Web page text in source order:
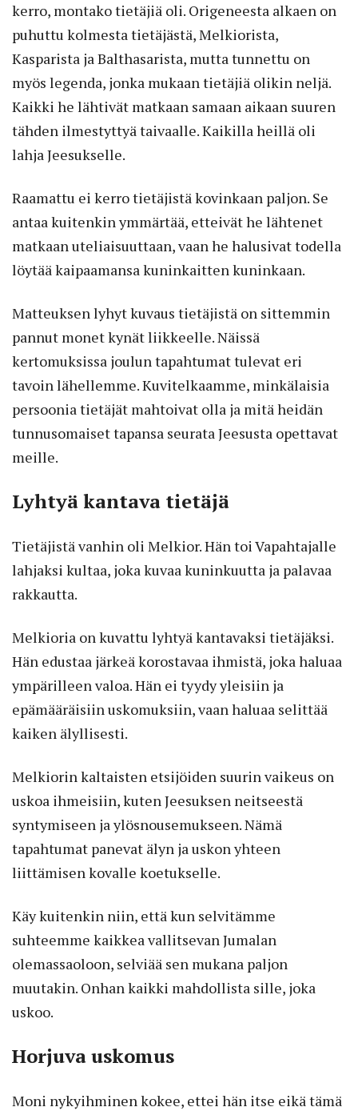
kerro, montako tietäjiä oli. Origeneesta alkaen on
puhuttu kolmesta tietäjästä, Melkiorista,
Kasparista ja Balthasarista, mutta tunnettu on
myös legenda, jonka mukaan tietäjiä olikin neljä.
Kaikki he lähtivät matkaan samaan aikaan suuren
tähden ilmestyttyä taivaalle. Kaikilla heillä oli
lahja Jeesukselle.
Raamattu ei kerro tietäjistä kovinkaan paljon. Se
antaa kuitenkin ymmärtää, etteivät he lähtenet
matkaan uteliaisuuttaan, vaan he halusivat todella
löytää kaipaamansa kuninkaitten kuninkaan.
Matteuksen lyhyt kuvaus tietäjistä on sittemmin
pannut monet kynät liikkeelle. Näissä
kertomuksissa joulun tapahtumat tulevat eri
tavoin lähellemme. Kuvitelkaamme, minkälaisia
persoonia tietäjät mahtoivat olla ja mitä heidän
tunnusomaiset tapansa seurata Jeesusta opettavat
meille.
Lyhtyä kantava tietäjä
Tietäjistä vanhin oli Melkior. Hän toi Vapahtajalle
lahjaksi kultaa, joka kuvaa kuninkuutta ja palavaa
rakkautta.
Melkioria on kuvattu lyhtyä kantavaksi tietäjäksi.
Hän edustaa järkeä korostavaa ihmistä, joka haluaa
ympärilleen valoa. Hän ei tyydy yleisiin ja
epämääräisiin uskomuksiin, vaan haluaa selittää
kaiken älyllisesti.
Melkiorin kaltaisten etsijöiden suurin vaikeus on
uskoa ihmeisiin, kuten Jeesuksen neitseestä
syntymiseen ja ylösnousemukseen. Nämä
tapahtumat panevat älyn ja uskon yhteen
liittämisen kovalle koetukselle.
Käy kuitenkin niin, että kun selvitämme
suhteemme kaikkea vallitsevan Jumalan
olemassaoloon, selviää sen mukana paljon
muutakin. Onhan kaikki mahdollista sille, joka
uskoo.
Horjuva uskomus
Moni nykyihminen kokee, ettei hän itse eikä tämä